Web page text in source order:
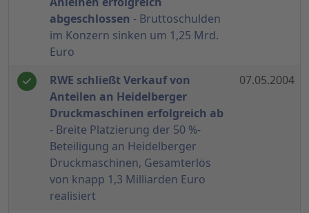
abgeschlossen - Bruttoschulden
im Konzern sinken um 1,25 Mrd.
Euro
RWE schließt Verkauf von
Anteilen an Heidelberger
Druckmaschinen erfolgreich ab
- Breite Platzierung der 50 %-
Beteiligung an Heidelberger
Druckmaschinen, Gesamterlös
von knapp 1,3 Milliarden Euro
realisiert
07.05.2004